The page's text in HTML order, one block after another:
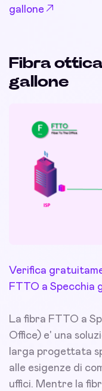
gallone
Fibra
gallone
Verifica
FTTO a Specchia
La fibra FTTO a
Office) e' una
larga progettata
alle esigenze di
uffici. Mentre la